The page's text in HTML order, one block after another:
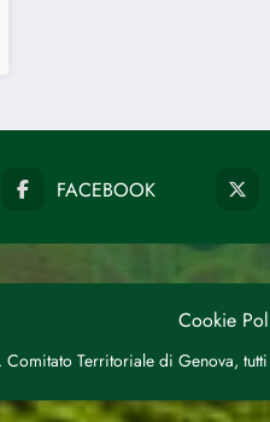
FACEBOOK
Cookie
Territoriale di Genova,